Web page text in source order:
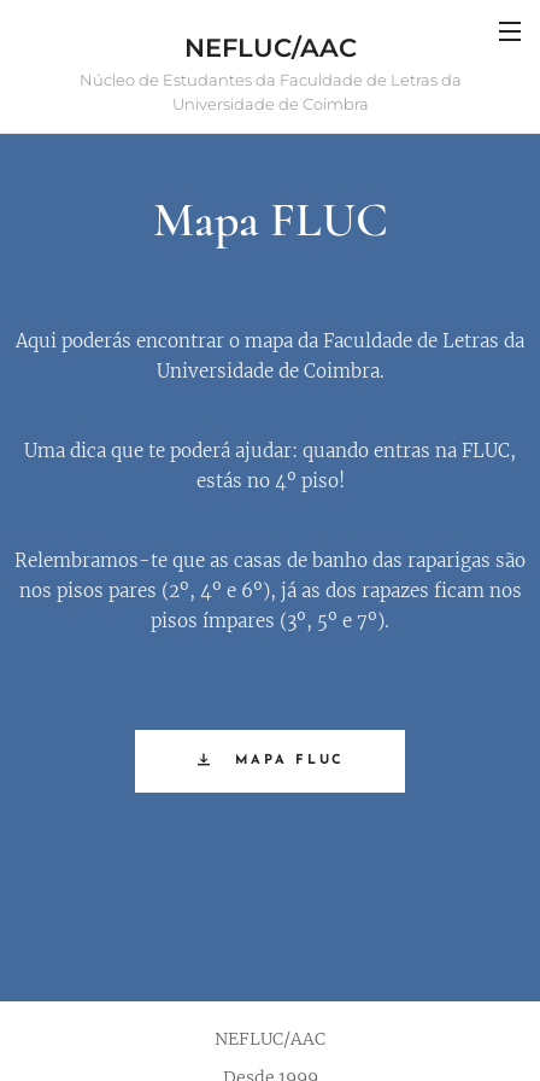
NEFLUC/AAC
Núcleo de Estudantes da Faculdade de Letras da
Universidade de Coimbra
Mapa FLUC
Aqui poderás encontrar o mapa da Faculdade de Letras da
Universidade de Coimbra.
Uma dica que te poderá ajudar: quando entras na FLUC,
estás no 4º piso!
Relembramos-te que as casas de banho das raparigas são
nos pisos pares (2º, 4º e 6º), já as dos rapazes ficam nos
pisos ímpares (3º, 5º e 7º).
MAPA FLUC
NEFLUC/AAC